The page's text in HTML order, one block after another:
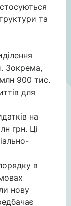
та
Зокрема,
900 тис.
для
на
грн. Ці
в
нову